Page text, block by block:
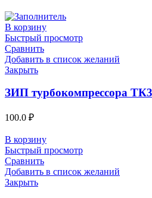
В корзину
Быстрый просмотр
Сравнить
Добавить в список желаний
Закрыть
ЗИП турбокомпрессора
100.0 ₽
В корзину
Быстрый просмотр
Сравнить
Добавить в список желаний
Закрыть